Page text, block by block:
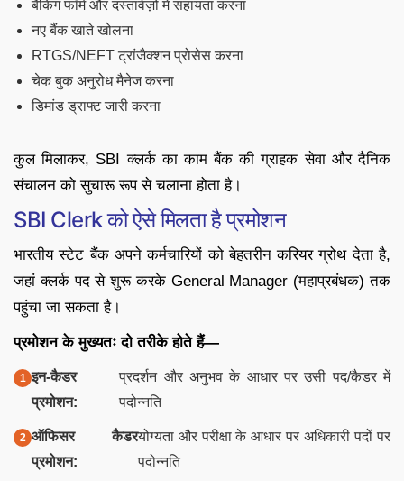
बैंकिंग फॉर्म और दस्तावेज़ों में सहायता करना
नए बैंक खाते खोलना
RTGS/NEFT ट्रांजैक्शन प्रोसेस करना
चेक बुक अनुरोध मैनेज करना
डिमांड ड्राफ्ट जारी करना
कुल मिलाकर, SBI क्लर्क का काम बैंक की ग्राहक सेवा और दैनिक
संचालन को सुचारू रूप से चलाना होता है।
SBI Clerk को ऐसे मिलता है प्रमोशन
भारतीय स्टेट बैंक अपने कर्मचारियों को बेहतरीन करियर ग्रोथ देता है,
जहां क्लर्क पद से शुरू करके General Manager (महाप्रबंधक) तक
पहुंचा जा सकता है।
प्रमोशन के मुख्यतः दो तरीके होते हैं—
इन-कैडर
प्रमोशन:
प्रदर्शन और अनुभव के आधार पर उसी पद/कैडर में
पदोन्नति
ऑफिसर कैडर
प्रमोशन:
योग्यता और परीक्षा के आधार पर अधिकारी पदों पर
पदोन्नति